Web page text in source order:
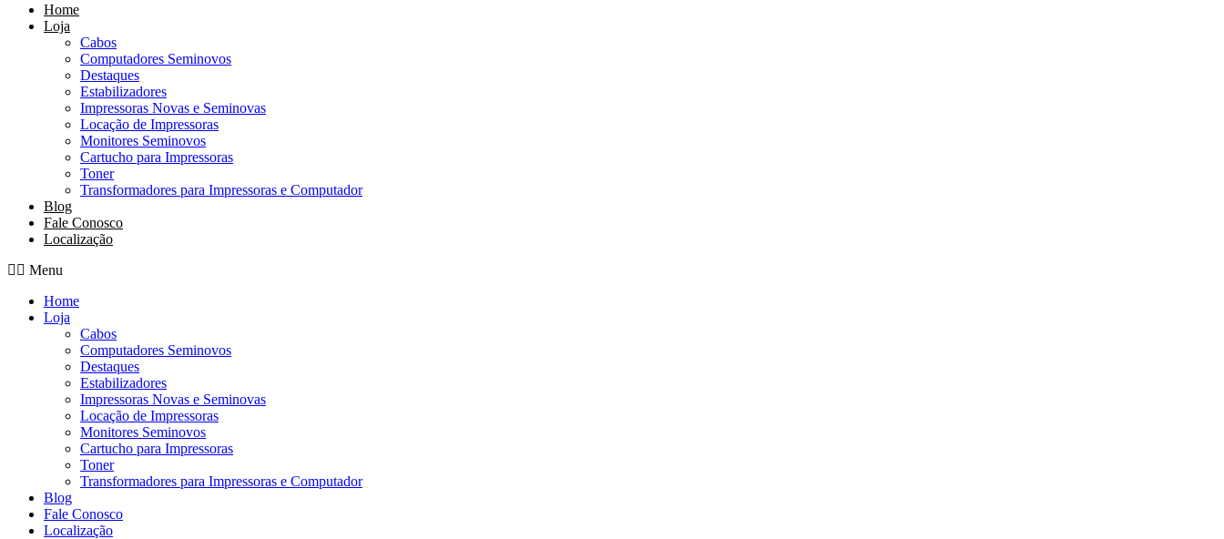
Home
Loja
Cabos
Computadores Seminovos
Destaques
Estabilizadores
Impressoras Novas e Seminovas
Locação de Impressoras
Monitores Seminovos
Cartucho para Impressoras
Toner
Transformadores para Impressoras e Computador
Blog
Fale Conosco
Localização
Menu
Home
Loja
Cabos
Computadores Seminovos
Destaques
Estabilizadores
Impressoras Novas e Seminovas
Locação de Impressoras
Monitores Seminovos
Cartucho para Impressoras
Toner
Transformadores para Impressoras e Computador
Blog
Fale Conosco
Localização